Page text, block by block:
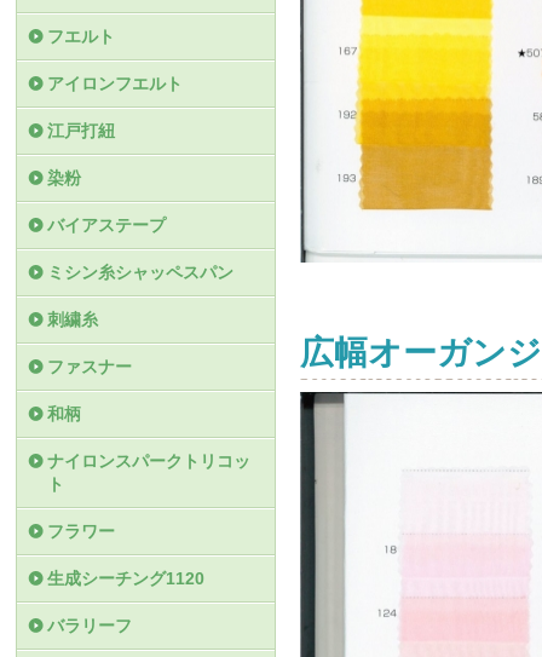
広幅オーガン
フエルト
アイロンフエルト
江戸打紐
染粉
バイアステープ
ミシン糸シャッペスパン
刺繍糸
ファスナー
和柄
ナイロンスパークトリコッ
ト
フラワー
生成シーチング1120
バラリーフ